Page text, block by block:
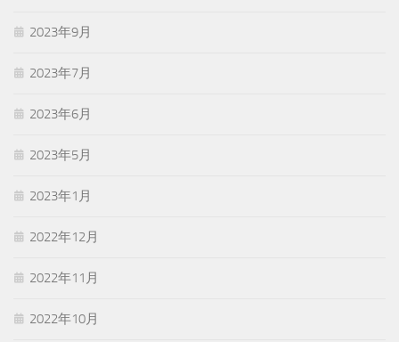
2023年9月
2023年7月
2023年6月
2023年5月
2023年1月
2022年12月
2022年11月
2022年10月